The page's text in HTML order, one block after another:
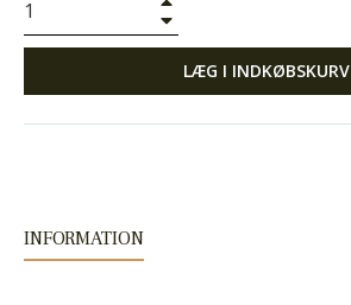
LÆG I INDKØBSKURV
INFORMATION